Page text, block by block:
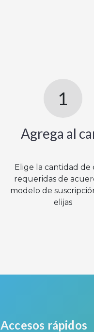
1
Agrega al
Elige la cantidad de
requeridas de
modelo de
elijas
Accesos rápidos